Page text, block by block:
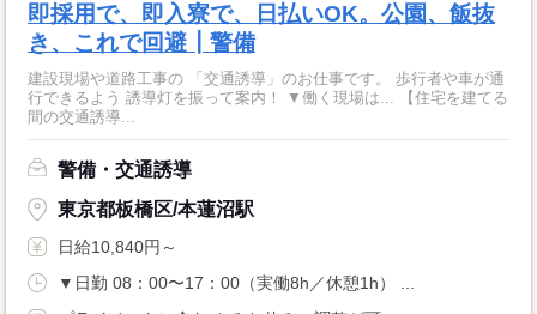
即採用で、即入寮で、日払いOK。公園、飯抜
き、これで回避┃警備
建設現場や道路工事の 「交通誘導」のお仕事です。 歩行者や車が通
行できるよう 誘導灯を振って案内！ ▼働く現場は... 【住宅を建てる
間の交通誘導...
警備・交通誘導
東京都板橋区/本蓮沼駅
日給10,840円～
▼日勤 08：00〜17：00（実働8h／休憩1h） ...